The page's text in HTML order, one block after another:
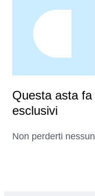
Questa asta
esclusivi
Non perderti